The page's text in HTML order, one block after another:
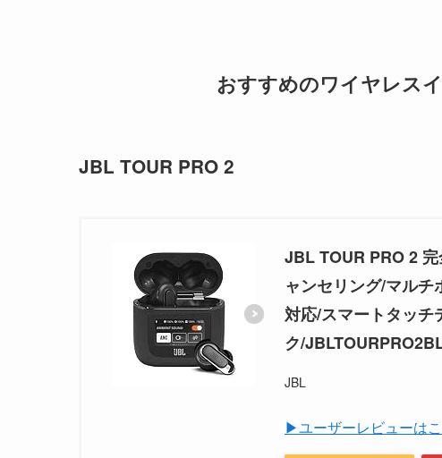
おすすめのワイヤレス
JBL TOUR PRO 2
JBL TOUR PRO 2
ャンセリング/マル
対応/スマートタッチ
ク/
JBL
▶ユーザーレビューは